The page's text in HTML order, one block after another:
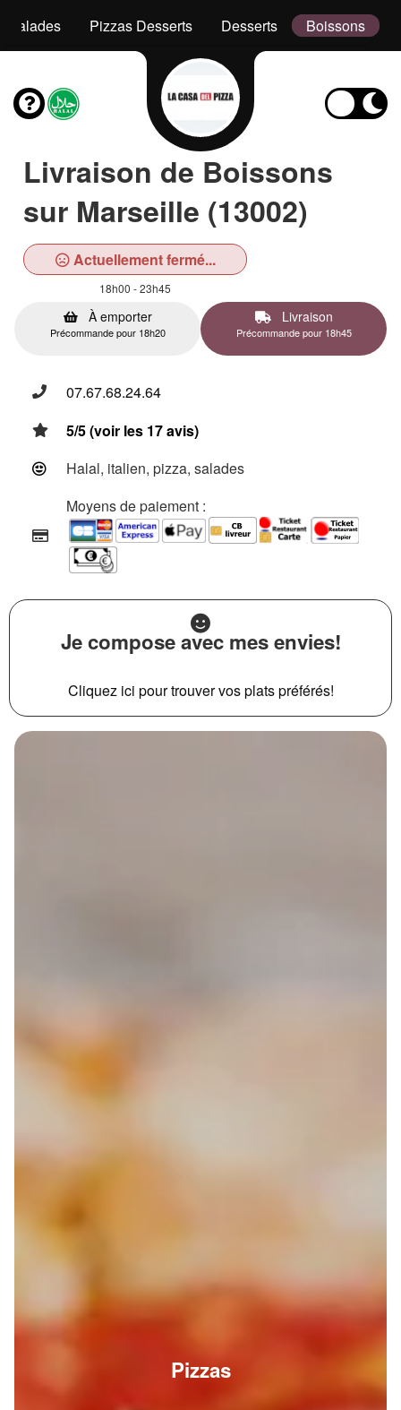
Salades Pizzas Desserts Desserts Boissons
Livraison de Boissons
sur Marseille (13002)
Actuellement fermé...
18h00 - 23h45
À emporter
Précommande pour 18h20
Livraison
Précommande pour 18h45
07.67.68.24.64
5/5 (voir les 17 avis)
Halal, italien, pizza, salades
Moyens de paiement :
Je compose avec mes envies!
Cliquez ici pour trouver vos plats préférés!
Pizzas